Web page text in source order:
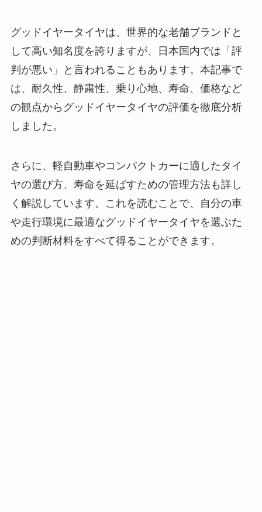
グッドイヤータイヤは、世界的な老舗ブランドと
して高い知名度を誇りますが、日本国内では「評
判が悪い」と言われることもあります。本記事で
は、耐久性、静粛性、乗り心地、寿命、価格など
の観点からグッドイヤータイヤの評価を徹底分析
しました。
さらに、軽自動車やコンパクトカーに適したタイ
ヤの選び方、寿命を延ばすための管理方法も詳し
く解説しています。これを読むことで、自分の車
や走行環境に最適なグッドイヤータイヤを選ぶた
めの判断材料をすべて得ることができます。